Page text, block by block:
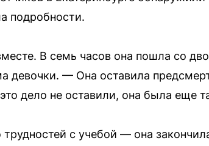
подробности.
В семь часов она пошла со
девочки. — Она оставила
дело не оставили, она была еще
с учебой — она